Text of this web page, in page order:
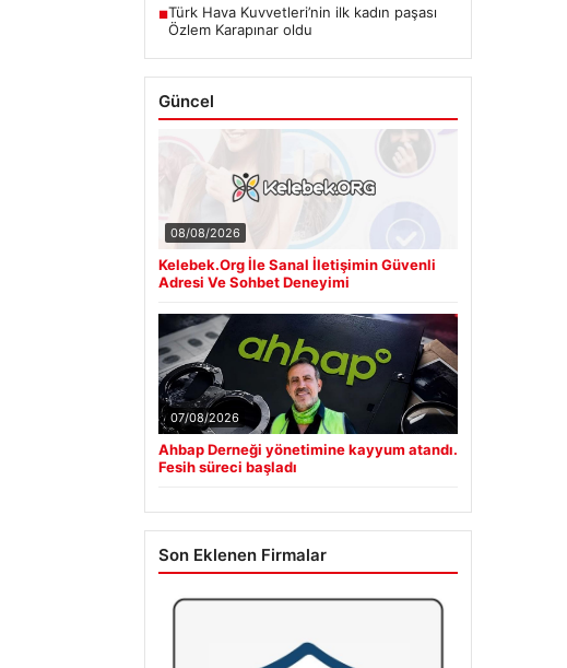
■Türk Hava Kuvvetleri’nin ilk kadın paşası
Özlem Karapınar oldu
Güncel
08/08/2026
Kelebek.Org İle Sanal İletişimin Güvenli
Adresi Ve Sohbet Deneyimi
07/08/2026
Ahbap Derneği yönetimine kayyum atandı.
Fesih süreci başladı
Son Eklenen Firmalar